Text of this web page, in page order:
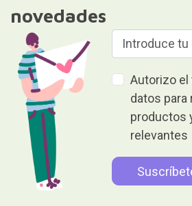
novedades
Autorizo
datos
productos
relevantes